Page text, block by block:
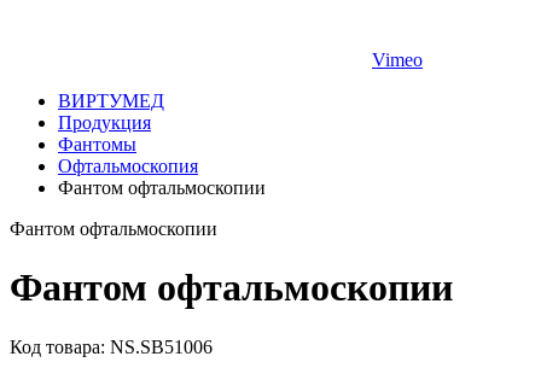
Vimeo
ВИРТУМЕД
Продукция
Фантомы
Офтальмоскопия
Фантом офтальмоскопии
Фантом офтальмоскопии
Фантом офтальмоскопии
Код товара: NS.SB51006